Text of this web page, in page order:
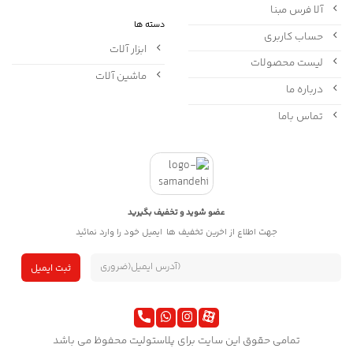
آلا فرس مبنا
حساب کاربری
لیست محصولات
درباره ما
تماس باما
دسته ها
ابزار آلات
ماشین آلات
عضو شوید و تخفیف بگیرید
جهت اطلاع از اخرین تخفیف ها ایمیل خود را وارد نمائید
تمامی حقوق این سایت برای پلاستولیت محفوظ می باشد